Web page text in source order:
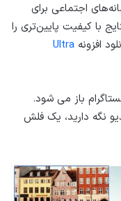
اجتماعی برای
با کیفیت پایین‌تری را
افزونه Ultra
باز می شود.
نگه دارید، یک فلش